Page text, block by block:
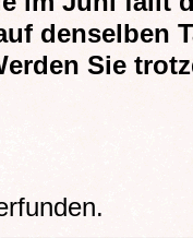
denselben
Sie